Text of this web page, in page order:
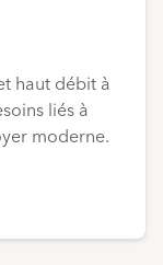
haut débit à
liés à
moderne.